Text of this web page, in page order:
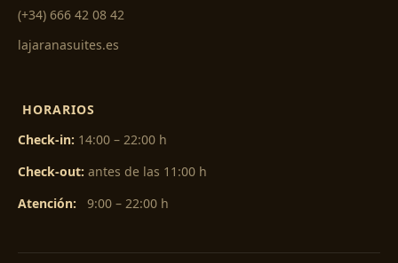
(+34) 666 42 08 42
lajaranasuites.es
HORARIOS
Check-in: 14:00 – 22:00 h
Check-out: antes de las 11:00 h
Atención: 9:00 – 22:00 h